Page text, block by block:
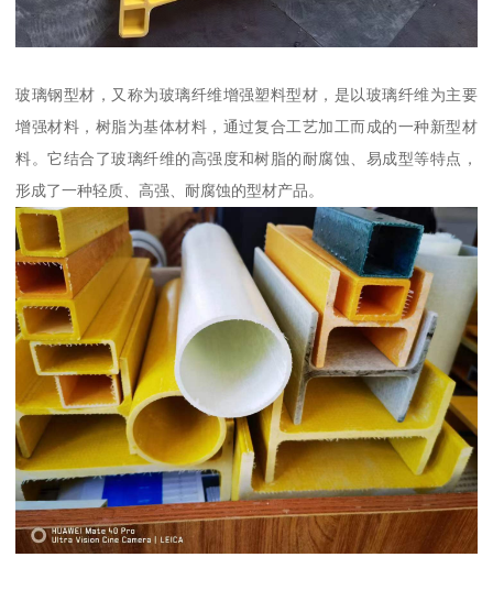
玻璃钢型材，又称为玻璃纤维增强塑料型材，是以玻璃纤维为主要
增强材料，树脂为基体材料，通过复合工艺加工而成的一种新型材
料。它结合了玻璃纤维的高强度和树脂的耐腐蚀、易成型等特点，
形成了一种轻质、高强、耐腐蚀的型材产品。